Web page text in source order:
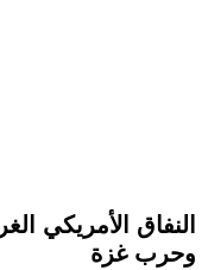
النفاق الأمريكي
وحرب غزة